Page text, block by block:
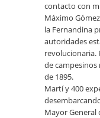
contacto con
Máximo
la Fernandina
autoridades
revolucionaria.
de
de 1895.
Martí y 400
Mayor General